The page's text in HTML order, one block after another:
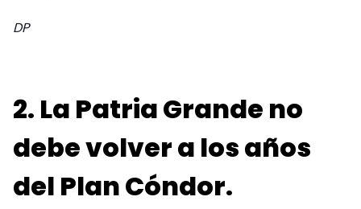
DP
2. La Patria Grande no
debe volver a los años
del Plan Cóndor.